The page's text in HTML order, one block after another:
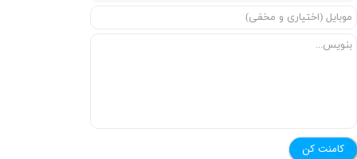
کامنت کن